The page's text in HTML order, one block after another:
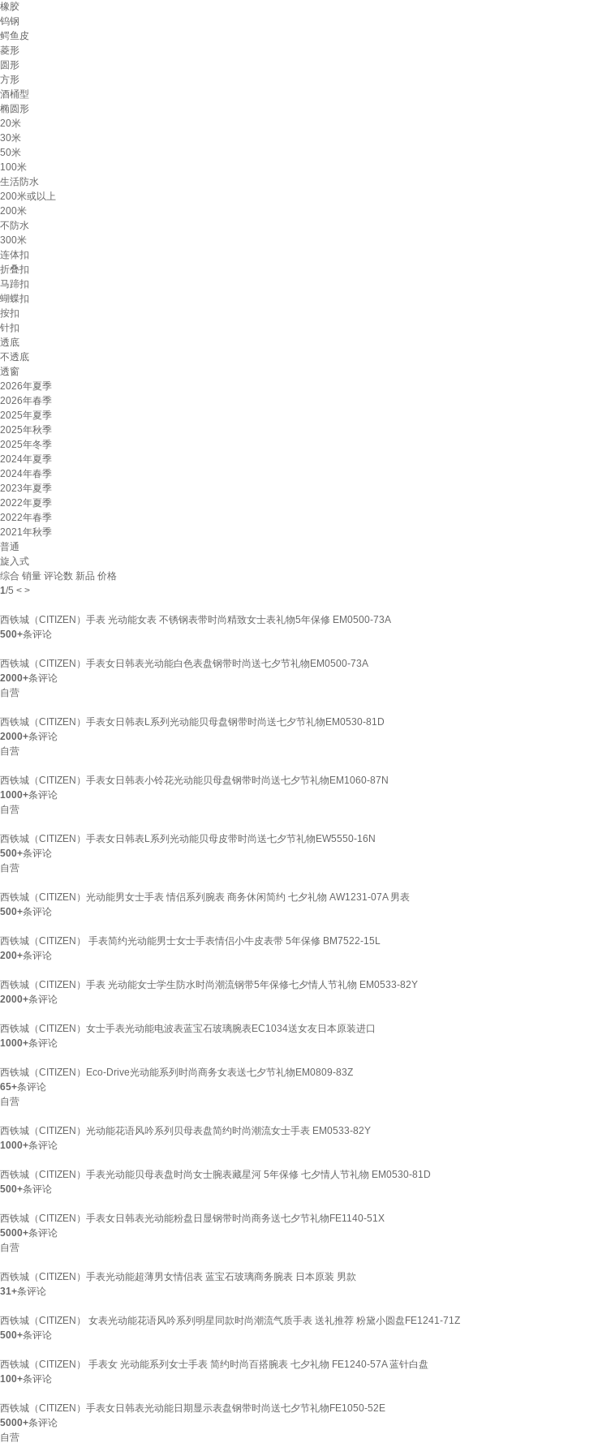
橡胶
钨钢
鳄鱼皮
菱形
圆形
方形
酒桶型
椭圆形
20米
30米
50米
100米
生活防水
200米或以上
200米
不防水
300米
连体扣
折叠扣
马蹄扣
蝴蝶扣
按扣
针扣
透底
不透底
透窗
2026年夏季
2026年春季
2025年夏季
2025年秋季
2025年冬季
2024年夏季
2024年春季
2023年夏季
2022年夏季
2022年春季
2021年秋季
普通
旋入式
综合 销量 评论数 新品 价格
1/5 < >
西铁城（CITIZEN）手表 光动能女表 不锈钢表带时尚精致女士表礼物5年保修 EM0500-73A
500+条评论
西铁城（CITIZEN）手表女日韩表光动能白色表盘钢带时尚送七夕节礼物EM0500-73A
2000+条评论
自营
西铁城（CITIZEN）手表女日韩表L系列光动能贝母盘钢带时尚送七夕节礼物EM0530-81D
2000+条评论
自营
西铁城（CITIZEN）手表女日韩表小铃花光动能贝母盘钢带时尚送七夕节礼物EM1060-87N
1000+条评论
自营
西铁城（CITIZEN）手表女日韩表L系列光动能贝母皮带时尚送七夕节礼物EW5550-16N
500+条评论
自营
西铁城（CITIZEN）光动能男女士手表 情侣系列腕表 商务休闲简约 七夕礼物 AW1231-07A 男表
500+条评论
西铁城（CITIZEN） 手表简约光动能男士女士手表情侣小牛皮表带 5年保修 BM7522-15L
200+条评论
西铁城（CITIZEN）手表 光动能女士学生防水时尚潮流钢带5年保修七夕情人节礼物 EM0533-82Y
2000+条评论
西铁城（CITIZEN）女士手表光动能电波表蓝宝石玻璃腕表EC1034送女友日本原装进口
1000+条评论
西铁城（CITIZEN）Eco-Drive光动能系列时尚商务女表送七夕节礼物EM0809-83Z
65+条评论
自营
西铁城（CITIZEN）光动能花语风吟系列贝母表盘简约时尚潮流女士手表 EM0533-82Y
1000+条评论
西铁城（CITIZEN）手表光动能贝母表盘时尚女士腕表藏星河 5年保修 七夕情人节礼物 EM0530-81D
500+条评论
西铁城（CITIZEN）手表女日韩表光动能粉盘日显钢带时尚商务送七夕节礼物FE1140-51X
5000+条评论
自营
西铁城（CITIZEN）手表光动能超薄男女情侣表 蓝宝石玻璃商务腕表 日本原装 男款
31+条评论
西铁城（CITIZEN） 女表光动能花语风吟系列明星同款时尚潮流气质手表 送礼推荐 粉黛小圆盘FE1241-71Z
500+条评论
西铁城（CITIZEN） 手表女 光动能系列女士手表 简约时尚百搭腕表 七夕礼物 FE1240-57A 蓝针白盘
100+条评论
西铁城（CITIZEN）手表女日韩表光动能日期显示表盘钢带时尚送七夕节礼物FE1050-52E
5000+条评论
自营